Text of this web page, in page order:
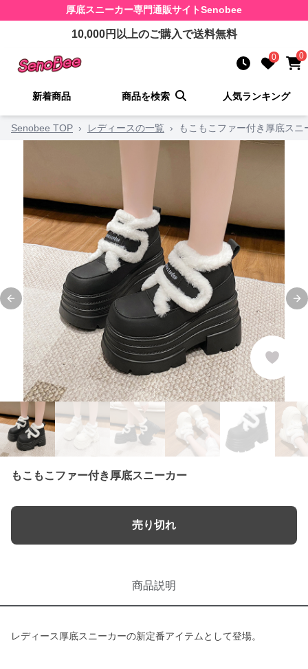
厚底スニーカー専門通販サイトSenobee
10,000円以上のご購入で送料無料
0 0
新着商品 商品を検索 人気ランキング
Senobee TOP › レディースの一覧 › もこもこファー付き厚底スニ
Previous slide
もこもこファー付き厚底スニーカー
売り切れ
商品説明
レディース厚底スニーカーの新定番アイテムとして登場。